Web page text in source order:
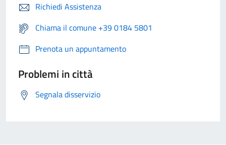
Richiedi Assistenza
Chiama il comune +39 0184 5801
Prenota un appuntamento
Problemi in città
Segnala disservizio